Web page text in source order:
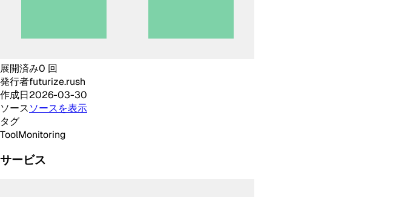
展開済み0 回
発行者futurize.rush
作成日2026-03-30
ソースソースを表示
タグ
ToolMonitoring
サービス